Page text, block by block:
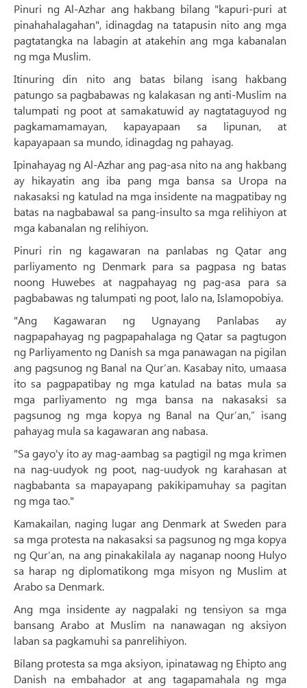
Pinuri ng Al-Azhar ang hakbang bilang "kapuri-puri at
pinahahalagahan", idinagdag na tatapusin nito ang mga
pagtatangka na labagin at atakehin ang mga kabanalan
ng mga Muslim.
Itinuring din nito ang batas bilang isang hakbang
patungo sa pagbabawas ng kalakasan ng anti-Muslim na
talumpati ng poot at samakatuwid ay nagtataguyod ng
pagkamamamayan, kapayapaan sa lipunan, at
kapayapaan sa mundo, idinagdag ng pahayag.
Ipinahayag ng Al-Azhar ang pag-asa nito na ang hakbang
ay hikayatin ang iba pang mga bansa sa Uropa na
nakasaksi ng katulad na mga insidente na magpatibay ng
batas na nagbabawal sa pang-insulto sa mga relihiyon at
mga kabanalan ng relihiyon.
Pinuri rin ng kagawaran na panlabas ng Qatar ang
parliyamento ng Denmark para sa pagpasa ng batas
noong Huwebes at nagpahayag ng pag-asa para sa
pagbabawas ng talumpati ng poot, lalo na, Islamopobiya.
"Ang Kagawaran ng Ugnayang Panlabas ay
nagpapahayag ng pagpapahalaga ng Qatar sa pagtugon
ng Parliyamento ng Danish sa mga panawagan na pigilan
ang pagsunog ng Banal na Qur’an. Kasabay nito, umaasa
ito sa pagpapatibay ng mga katulad na batas mula sa
mga parliyamento ng mga bansa na nakasaksi sa
pagsunog ng mga kopya ng Banal na Qur’an,” isang
pahayag mula sa kagawaran ang nabasa.
"Sa gayo'y ito ay mag-aambag sa pagtigil ng mga krimen
na nag-uudyok ng poot, nag-uudyok ng karahasan at
nagbabanta sa mapayapang pakikipamuhay sa pagitan
ng mga tao."
Kamakailan, naging lugar ang Denmark at Sweden para
sa mga protesta na nakasaksi sa pagsunog ng mga kopya
ng Qur’an, na ang pinakakilala ay naganap noong Hulyo
sa harap ng diplomatikong mga misyon ng Muslim at
Arabo sa Denmark.
Ang mga insidente ay nagpalaki ng tensiyon sa mga
bansang Arabo at Muslim na nanawagan ng aksiyon
laban sa pagkamuhi sa panrelihiyon.
Bilang protesta sa mga aksiyon, ipinatawag ng Ehipto ang
Danish na embahador at ang tagapamahala ng mga